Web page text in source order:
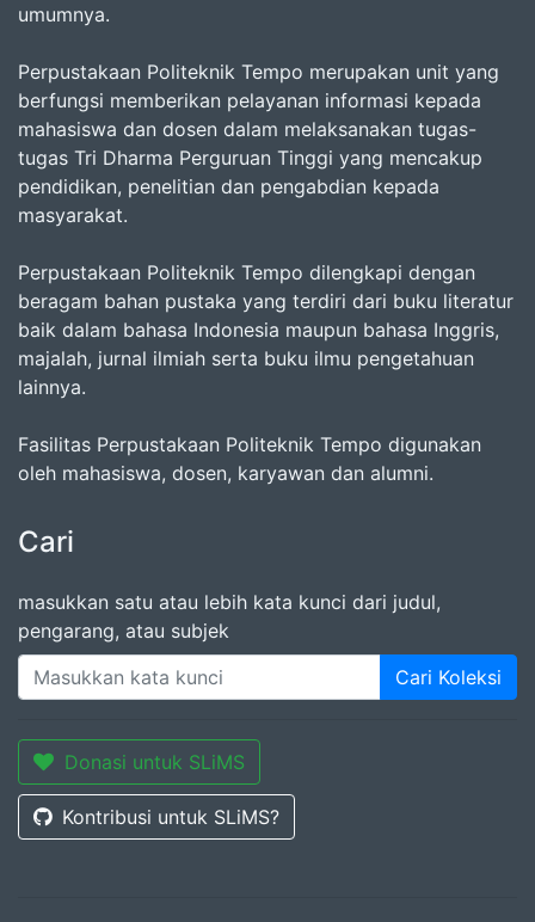
umumnya.
Perpustakaan Politeknik Tempo merupakan unit yang
berfungsi memberikan pelayanan informasi kepada
mahasiswa dan dosen dalam melaksanakan tugas-
tugas Tri Dharma Perguruan Tinggi yang mencakup
pendidikan, penelitian dan pengabdian kepada
masyarakat.
Perpustakaan Politeknik Tempo dilengkapi dengan
beragam bahan pustaka yang terdiri dari buku literatur
baik dalam bahasa Indonesia maupun bahasa Inggris,
majalah, jurnal ilmiah serta buku ilmu pengetahuan
lainnya.
Fasilitas Perpustakaan Politeknik Tempo digunakan
oleh mahasiswa, dosen, karyawan dan alumni.
Cari
masukkan satu atau lebih kata kunci dari judul,
pengarang, atau subjek
Cari Koleksi
Donasi untuk SLiMS
Kontribusi untuk SLiMS?